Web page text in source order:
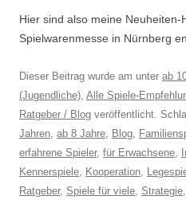
Hier sind also meine
Spielwarenmesse in Nürnberg
Dieser Beitrag wurde am unter ab
(Jugendliche), Alle Spiele-
Ratgeber / Blog veröffentlicht.
Jahren, ab 8 Jahre, Blog,
erfahrene Spieler, für Erwachsene,
Kennerspiele, Kooperation,
Ratgeber, Spiele für viele, Strategie,